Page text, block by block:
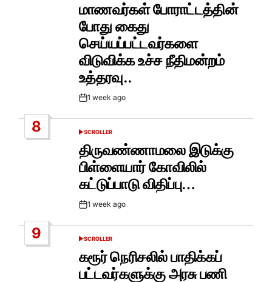
மாணவர்கள் போராட்டத்தின்
போது கைது
செய்யப்பட்டவர்களை
விடுவிக்க உச்ச நீதிமன்றம்
உத்தரவு..
Post1 week ago
8
POSTED
SCROLLER
திருவண்ணாமலை இடுக்கு
பிள்ளையார் கோவிலில்
கட்டுப்பாடு விதிப்பு…
Post1 week ago
9
POSTED
SCROLLER
கரூர் நெரிசலில் பாதிக்கப்
பட்டவர்களுக்கு அரசு பணி